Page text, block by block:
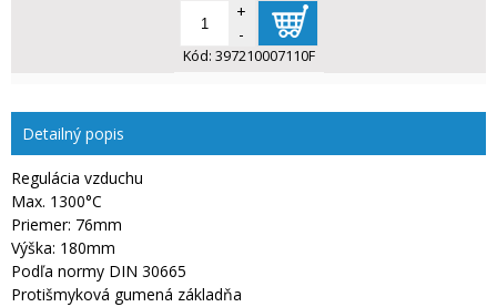
+
-
Kód: 397210007110F
Detailný popis
Regulácia vzduchu
Max. 1300°C
Priemer: 76mm
Výška: 180mm
Podľa normy DIN 30665
Protišmyková gumená základňa